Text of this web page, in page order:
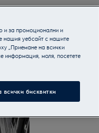
и за промоционални и
нашия уебсайт с нашите
„Приемане на всички
информация, моля, посетете
бисквитки